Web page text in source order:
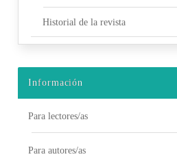
Historial de la revista
Información
Para lectores/as
Para autores/as